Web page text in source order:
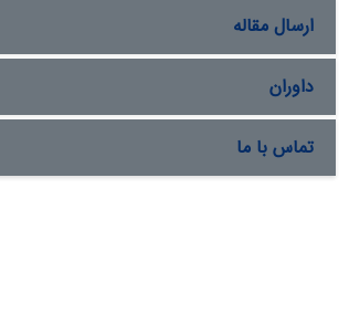
ارسال مقاله
داوران
تماس با ما